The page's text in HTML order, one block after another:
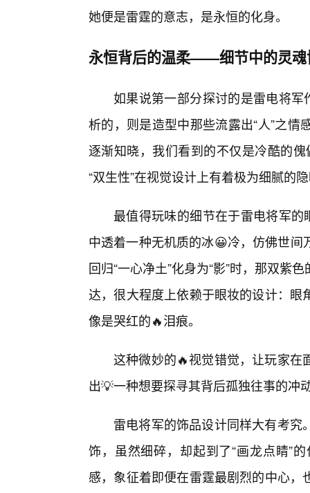
她便是雷霆的意志，是永恒的化身。
永恒背后的温柔——细节中的灵魂
如果说第一部分探讨的是雷电将军
析的，则是造型中那些流露出“人”之
逐渐知晓，我们看到的不仅是冷酷的傀
“双生性”在视觉设计上有着极为细腻的
最值得玩味的细节在于雷电将军的
中透着一种无机质的冰😀冷，仿佛世
回归“一心净土”化身为“影”时，那双紫
达，很大程度上依赖于眼妆的设计：
像是哭红的🔥泪痕。
这种微妙的🔥视觉错觉，让玩家在
出💡一种想要探寻其背后孤独往事的冲
雷电将军的饰品设计同样大有考
饰，虽然细碎，却起到了“画龙点睛”
感，象征着即便在雷霆最剧烈的中心